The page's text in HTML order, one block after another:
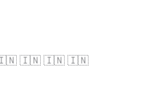
🇮🇳 🇮🇳 🇮🇳 🇮🇳 🇮🇳